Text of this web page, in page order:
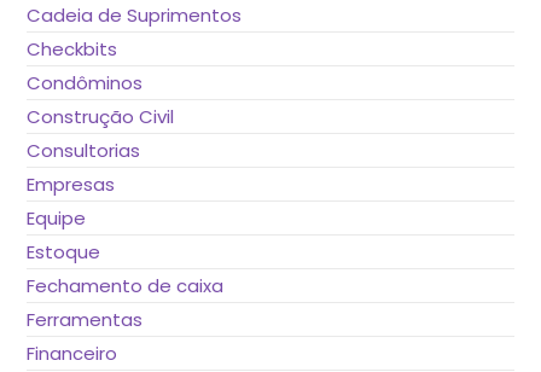
Cadeia de Suprimentos
Checkbits
Condôminos
Construção Civil
Consultorias
Empresas
Equipe
Estoque
Fechamento de caixa
Ferramentas
Financeiro